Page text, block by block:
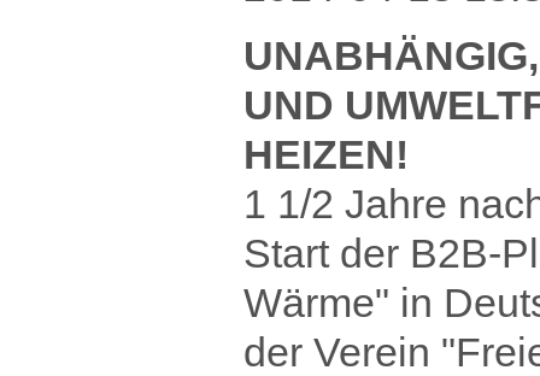
UND
HEIZEN!
1 1/2 Jahre
Start der B2B-
Wärme" in
der Verein